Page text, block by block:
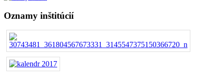
Oznamy inštitúcií